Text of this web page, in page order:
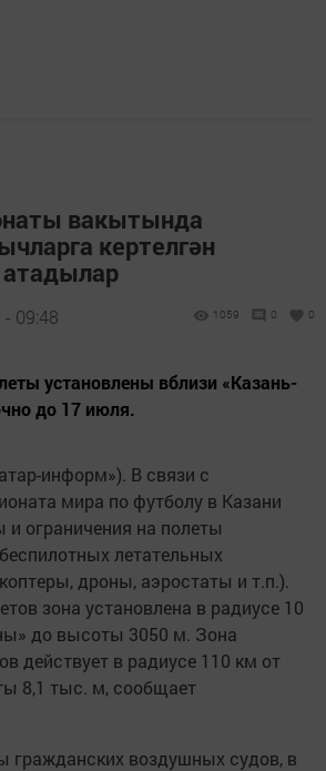
вакытында
кертелгән
атадылар
09:48 1059 0 0
установлены вблизи «Казань-
до 17 июля.
информ»). В связи с
мира по футболу в Казани
и ограничения на полеты
летательных
дроны, аэростаты и т.п.).
зона установлена в радиусе 10
до высоты 3050 м. Зона
действует в радиусе 110 км от
8,1 тыс. м, сообщает
гражданских воздушных судов, в